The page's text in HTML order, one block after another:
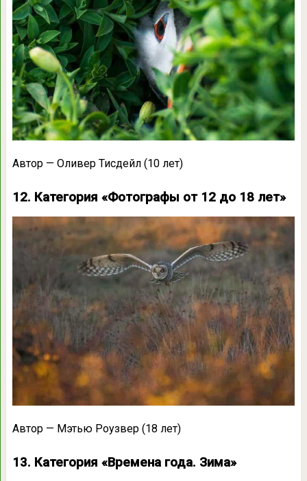
Автор — Оливер Тисдейл (10 лет)
12. Категория «Фотографы от 12 до 18 лет»
Автор — Мэтью Роузвер (18 лет)
13. Категория «Времена года. Зима»